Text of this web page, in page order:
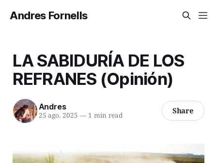
Andres Fornells
LA SABIDURÍA DE LOS
REFRANES (Opinión)
Andres
25 ago. 2025 —1 min read Share